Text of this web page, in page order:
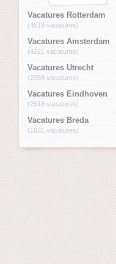
Vacatures Rotterdam
(4519 vacatures)
Vacatures Amsterdam
(4221 vacatures)
Vacatures Utrecht
(2958 vacatures)
Vacatures Eindhoven
(2518 vacatures)
Vacatures Breda
(1831 vacatures)